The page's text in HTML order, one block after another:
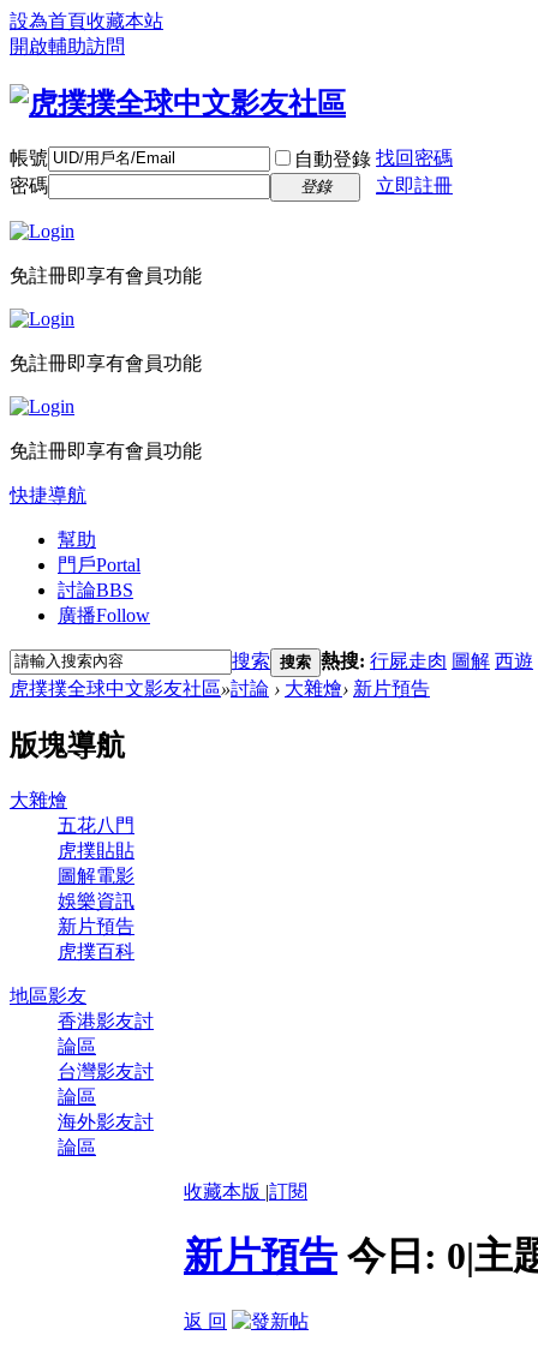
設為首頁收藏本站
開啟輔助訪問
帳號 自動登錄 找回密碼
密碼
登錄 立即註冊
免註冊即享有會員功能
免註冊即享有會員功能
免註冊即享有會員功能
快捷導航
幫助
門戶Portal
討論BBS
廣播Follow
搜索 搜索 熱搜: 行屍走肉 圖解 西遊
虎撲撲全球中文影友社區»討論 › 大雜燴› 新片預告
版塊導航
大雜燴
五花八門
虎撲貼貼
圖解電影
娛樂資訊
新片預告
虎撲百科
地區影友
香港影友討
論區
台灣影友討
論區
海外影友討
論區
收藏本版 |訂閱
新片預告 今日: 0|主
返 回